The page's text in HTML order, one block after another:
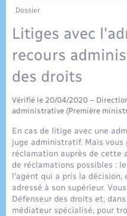
Plan interactif
Publications
Etat-civil - Papiers -
Mariage – PACS
Parrainage civil
Recensement
Logement - Urbanisme
Loisirs
Nouvel habitant
Numérique
Organisation
Transports scolaires
Travaux - Autorisation
Dossier
Litiges avec
recours
des droits
Vérifié le 20/04/2020 –
administrative (Première
En cas de litige avec une
juge administratif. Mais vous
réclamation auprès de cette
de réclamations possibles :
l'agent qui a pris la décision,
adressé à son supérieur.
Défenseur des droits et,
médiateur spécialisé, pour